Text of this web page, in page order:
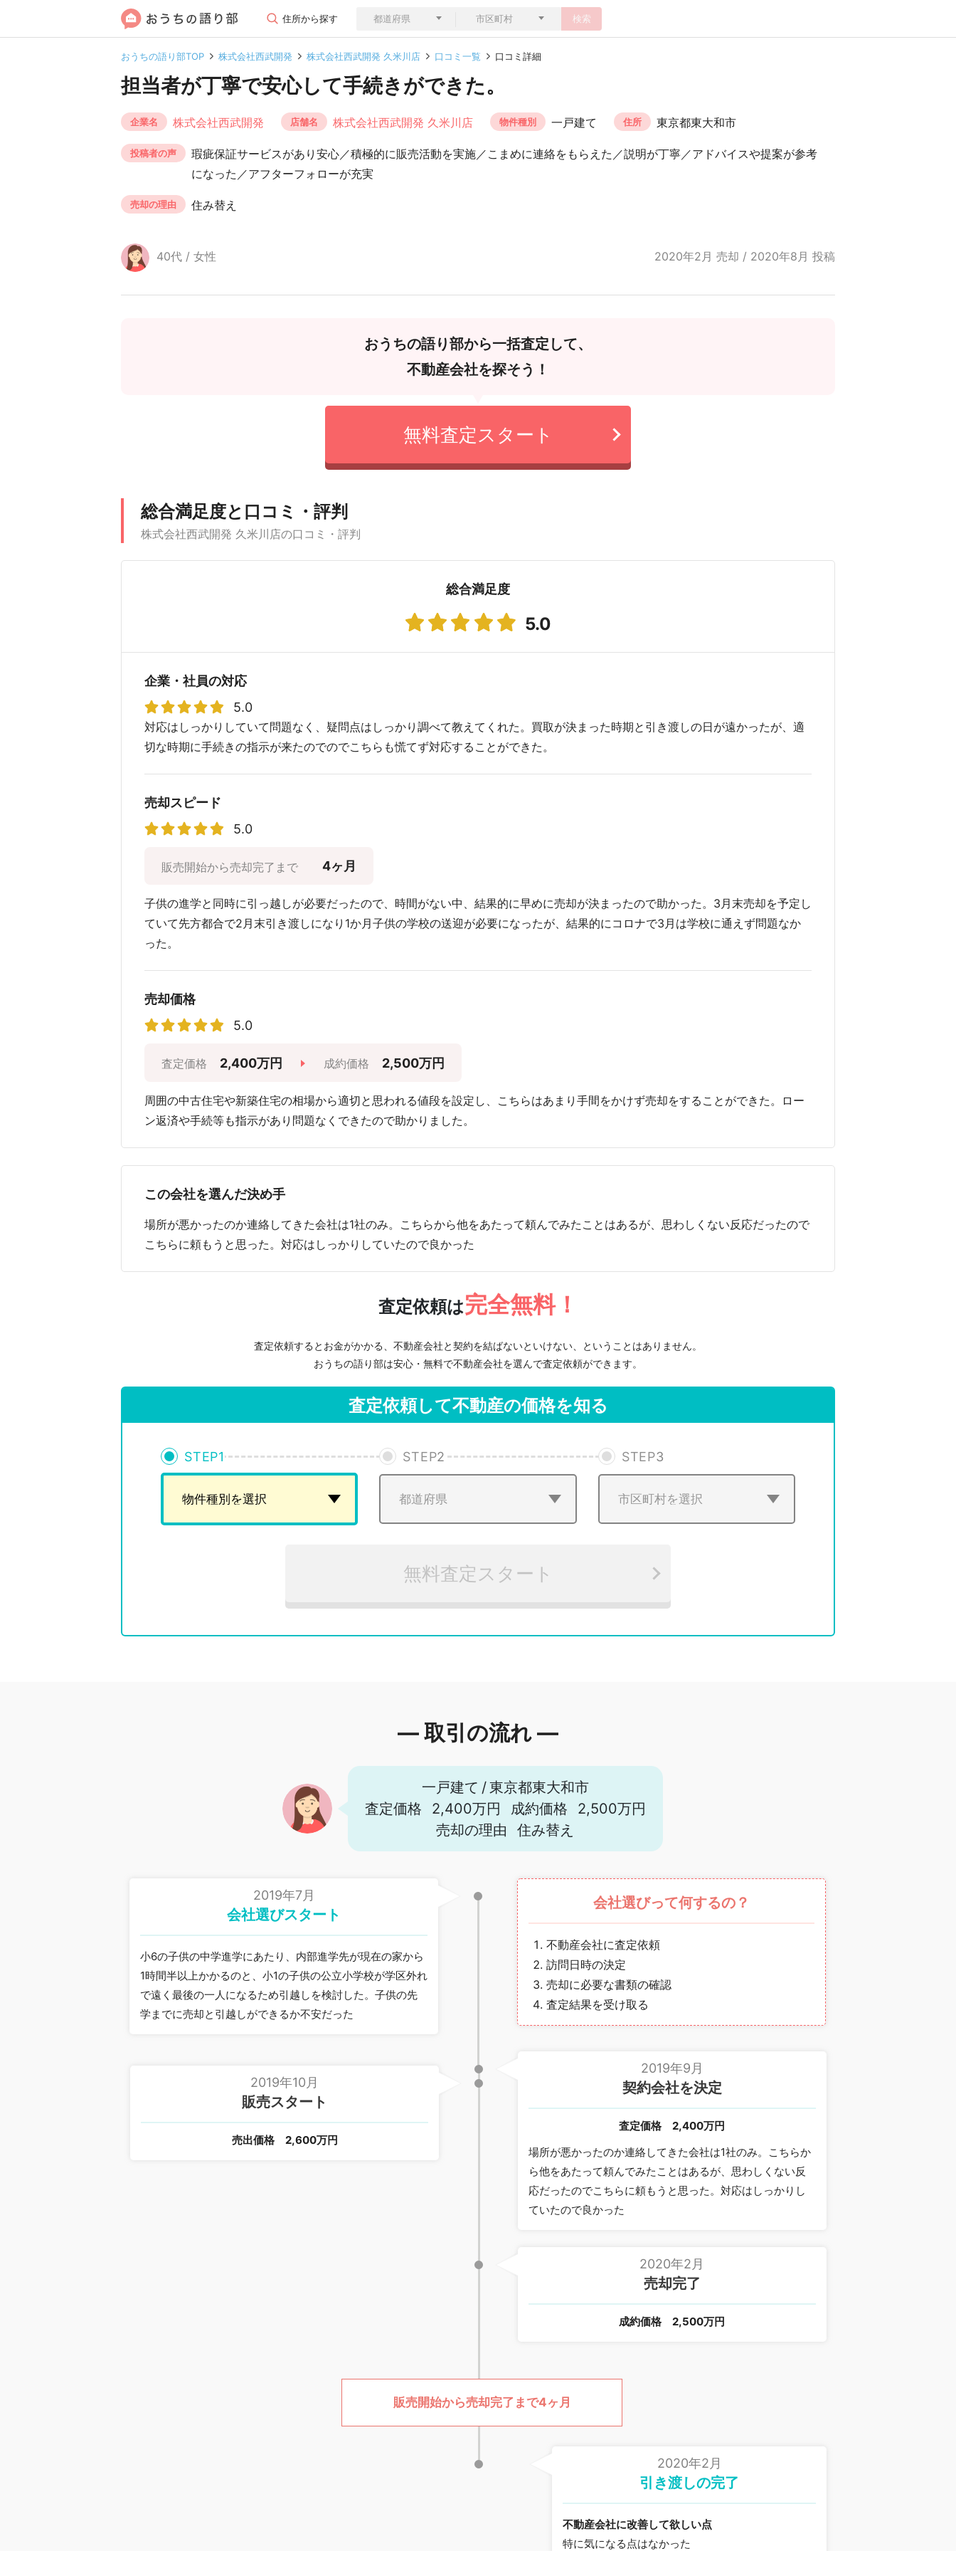
住所から探す 検索
おうちの語り部TOP 株式会社西武開発 株式会社西武開発 久米川店 口コミ一覧 口コミ詳細
担当者が丁寧で安心して手続きができた。
企業名 株式会社西武開発 店舗名 株式会社西武開発 久米川店 物件種別 一戸建て 住所 東京都東大和市
投稿者の声
瑕疵保証サービスがあり安心／積極的に販売活動を実施／こまめに連絡をもらえた／説明が丁寧／アドバイスや提案が参考
になった／アフターフォローが充実
売却の理由 住み替え
40代 / 女性 2020年2月 売却 / 2020年8月 投稿
おうちの語り部から一括査定して、
不動産会社を探そう！
無料査定スタート
総合満足度と口コミ・評判
株式会社西武開発 久米川店の口コミ・評判
総合満足度
5.0
企業・社員の対応
5.0
対応はしっかりしていて問題なく、疑問点はしっかり調べて教えてくれた。買取が決まった時期と引き渡しの日が遠かったが、適
切な時期に手続きの指示が来たのでのでこちらも慌てず対応することができた。
売却スピード
5.0
販売開始から売却完了まで 4ヶ月
子供の進学と同時に引っ越しが必要だったので、時間がない中、結果的に早めに売却が決まったので助かった。3月末売却を予定し
ていて先方都合で2月末引き渡しになり1か月子供の学校の送迎が必要になったが、結果的にコロナで3月は学校に通えず問題なか
った。
売却価格
5.0
査定価格 2,400万円 成約価格 2,500万円
周囲の中古住宅や新築住宅の相場から適切と思われる値段を設定し、こちらはあまり手間をかけず売却をすることができた。ロー
ン返済や手続等も指示があり問題なくできたので助かりました。
この会社を選んだ決め手
場所が悪かったのか連絡してきた会社は1社のみ。こちらから他をあたって頼んでみたことはあるが、思わしくない反応だったので
こちらに頼もうと思った。対応はしっかりしていたので良かった
査定依頼は完全無料！
査定依頼するとお金がかかる、不動産会社と契約を結ばないといけない、ということはありません。
おうちの語り部は安心・無料で不動産会社を選んで査定依頼ができます。
査定依頼して不動産の価格を知る
STEP1 STEP2 STEP3
無料査定スタート
― 取引の流れ ―
一戸建て /東京都東大和市
査定価格
2,400万円 成約価格
2,500万円
売却の理由
住み替え
2019年7月
会社選びスタート
小6の子供の中学進学にあたり、内部進学先が現在の家から
1時間半以上かかるのと、小1の子供の公立小学校が学区外れ
で遠く最後の一人になるため引越しを検討した。子供の先
学までに売却と引越しができるか不安だった
会社選びって何するの？
不動産会社に査定依頼
訪問日時の決定
売却に必要な書類の確認
査定結果を受け取る
2019年9月
契約会社を決定
査定価格
2,400万円
場所が悪かったのか連絡してきた会社は1社のみ。こちらか
ら他をあたって頼んでみたことはあるが、思わしくない反
応だったのでこちらに頼もうと思った。対応はしっかりし
ていたので良かった
2019年10月
販売スタート
売出価格 2,600万円
2020年2月
売却完了
成約価格 2,500万円
販売開始から売却完了まで4ヶ月
2020年2月
引き渡しの完了
不動産会社に改善して欲しい点
特に気になる点はなかった